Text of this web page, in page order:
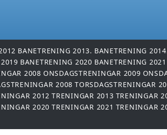
BANETRENING 2013. BANETRENING
BANETRENING 2020 BANETRENING 2021
2008 ONSDAGSTRENINGAR 2009
2008 TORSDAGSTRENINGAR
2012 TRENINGAR 2013 TRENINGAR
2020 TRENINGAR 2021 TRENINGAR